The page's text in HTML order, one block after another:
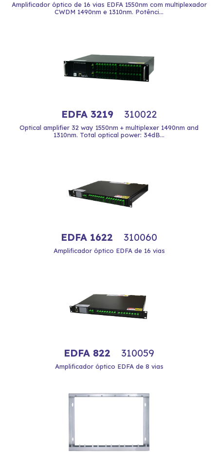
Amplificador óptico de 16 vias EDFA 1550nm com multiplexador
CWDM 1490nm e 1310nm. Potênci...
EDFA 3219 310022
Optical amplifier 32 way 1550nm + multiplexer 1490nm and
1310nm. Total optical power: 34dB...
EDFA 1622 310060
Amplificador óptico EDFA de 16 vias
EDFA 822 310059
Amplificador óptico EDFA de 8 vias